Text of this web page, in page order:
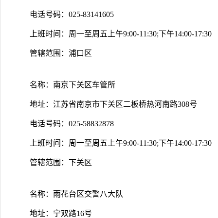
电话号码：025-83141605
上班时间：周一至周五上午9:00-11:30;下午14:00-17:30
管辖范围：浦口区
名称：南京下关区车管所
地址：江苏省南京市下关区二板桥热河南路308号
电话号码：025-58832878
上班时间：周一至周五上午9:00-11:30;下午14:00-17:30
管辖范围：下关区
名称：雨花台区交警八大队
地址：宁双路16号